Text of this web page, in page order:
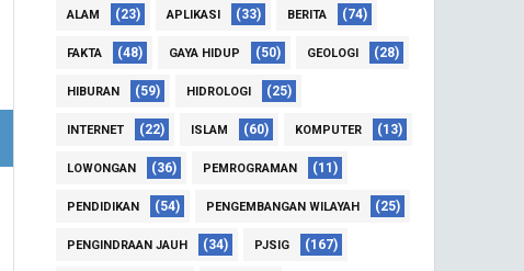
ALAM (23) APLIKASI (33) BERITA (74)
FAKTA (48) GAYA HIDUP (50) GEOLOGI (28)
HIBURAN (59) HIDROLOGI (25)
INTERNET (22) ISLAM (60) KOMPUTER (13)
LOWONGAN (36) PEMROGRAMAN (11)
PENDIDIKAN (54) PENGEMBANGAN WILAYAH (25)
PENGINDRAAN JAUH (34) PJSIG (167)